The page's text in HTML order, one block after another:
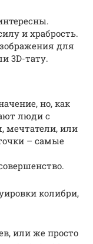
и храбрость.
для
3D-тату.
но, как
люди с
мечтатели, или
– самые
колибри,
или же просто